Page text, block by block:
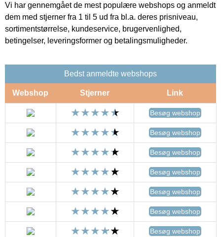
Vi har gennemgået de mest populære webshops og anmeldt
dem med stjerner fra 1 til 5 ud fra bl.a. deres prisniveau,
sortimentstørrelse, kundeservice, brugervenlighed,
betingelser, leveringsformer og betalingsmuligheder.
Bedst anmeldte webshops
Webshop Stjerner Link
Besøg webshop
Besøg webshop
Besøg webshop
Besøg webshop
Besøg webshop
Besøg webshop
Besøg webshop